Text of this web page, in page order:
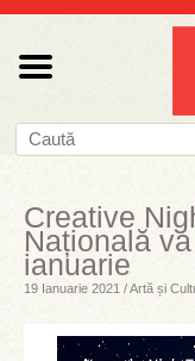
Creative
Națională
ianuarie
19 Ianuarie 2021 / Artă și